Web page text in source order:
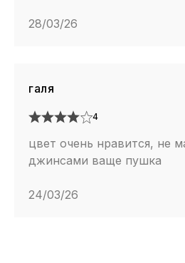
28/03/26
галя
4
цвет очень нравится, не
джинсами ваще пушка
24/03/26